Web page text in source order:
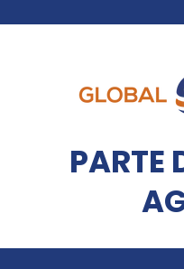
PARTE